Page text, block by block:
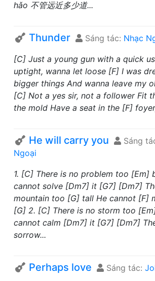
hǎo 不管远近多少道...
Thunder Sáng tác: Nhạc
[C] Just a young gun with a quick
uptight, wanna let loose [F] I was
bigger things And wanna leave my
[C] Not a yes sir, not a follower Fit
the mold Have a seat in the [F]
He will carry you Sáng
Ngoại
1. [C] There is no problem too [Em]
cannot solve [Dm7] it [G7] [Dm7]
mountain too [G] tall He cannot [F]
[G] 2. [C] There is no storm too
cannot calm [Dm7] it [G7] [Dm7]
sorrow...
Perhaps love Sáng tác: